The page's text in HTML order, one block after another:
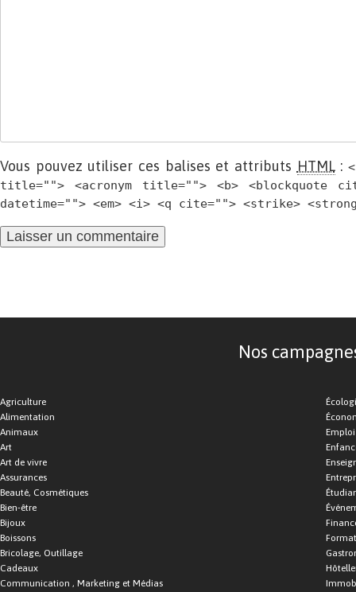
Vous pouvez utiliser ces balises et attributs HTML:
title=""> <acronym title=""> <b> <blockquote
datetime=""> <em> <i> <q cite=""> <strike>
Nos
Agriculture
Alimentation
Animaux
Art
Art de vivre
Assurances
Beauté, Cosmétiques
Bien-être
Bijoux
Boissons
Bricolage, Outillage
Cadeaux
Communication , Marketing et Médias
Emploi